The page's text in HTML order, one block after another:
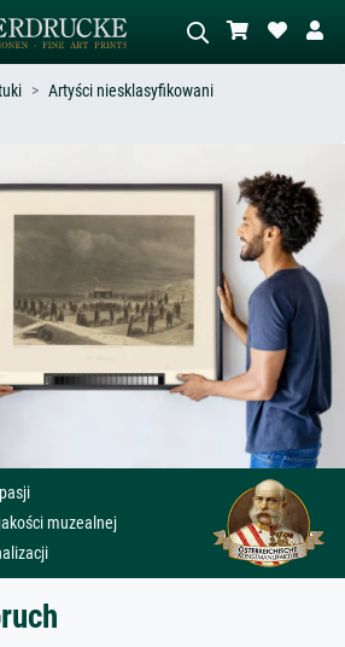
Opisz scenę – np. zielona łąka,
abstrakcja z czerwienią, ciemny olej,
stojący akt obok drzewa.
Artyści niesklasyfikowani
muzealnej